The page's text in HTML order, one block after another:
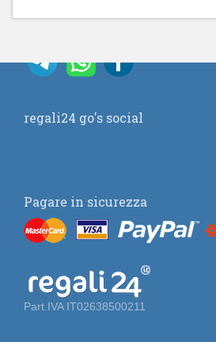
regali24 go's social
Pagare in sicurezza
Part.IVA IT02638500211